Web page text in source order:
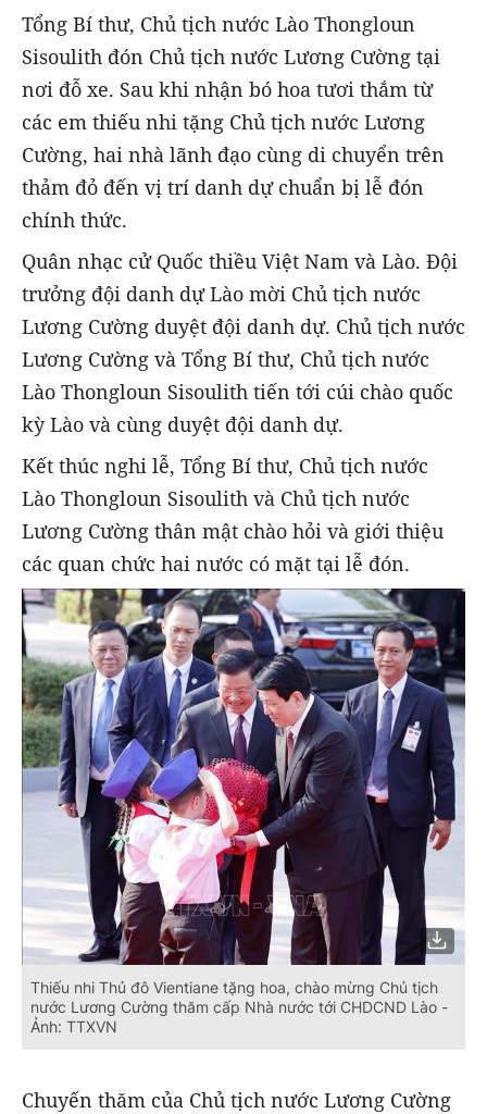
Tổng Bí thư, Chủ tịch nước Lào Thongloun
Sisoulith đón Chủ tịch nước Lương Cường tại
nơi đỗ xe. Sau khi nhận bó hoa tươi thắm từ
các em thiếu nhi tặng Chủ tịch nước Lương
Cường, hai nhà lãnh đạo cùng di chuyển trên
thảm đỏ đến vị trí danh dự chuẩn bị lễ đón
chính thức.
Quân nhạc cử Quốc thiều Việt Nam và Lào. Đội
trưởng đội danh dự Lào mời Chủ tịch nước
Lương Cường duyệt đội danh dự. Chủ tịch nước
Lương Cường và Tổng Bí thư, Chủ tịch nước
Lào Thongloun Sisoulith tiến tới cúi chào quốc
kỳ Lào và cùng duyệt đội danh dự.
Kết thúc nghi lễ, Tổng Bí thư, Chủ tịch nước
Lào Thongloun Sisoulith và Chủ tịch nước
Lương Cường thân mật chào hỏi và giới thiệu
các quan chức hai nước có mặt tại lễ đón.
Thiếu nhi Thủ đô Vientiane tặng hoa, chào mừng Chủ tịch
nước Lương Cường thăm cấp Nhà nước tới CHDCND Lào -
Ảnh: TTXVN
Chuyến thăm của Chủ tịch nước Lương Cường